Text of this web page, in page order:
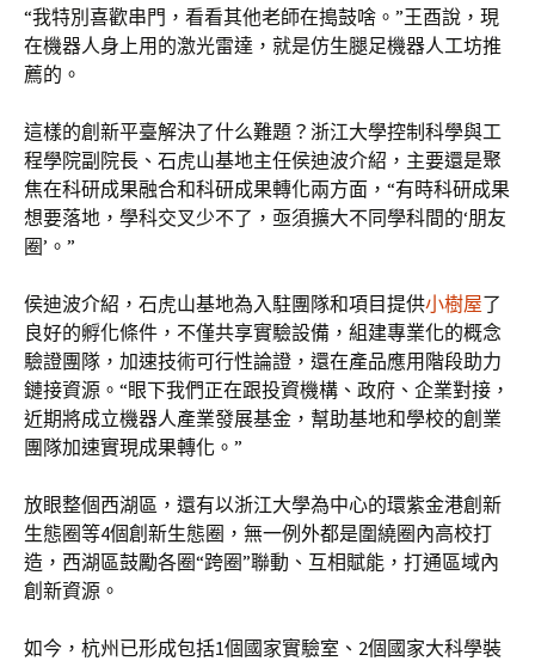
“我特別喜歡串門，看看其他老師在搗鼓啥。”王酉說，現
在機器人身上用的激光雷達，就是仿生腿足機器人工坊推
薦的。
這樣的創新平臺解決了什么難題？浙江大學控制科學與工
程學院副院長、石虎山基地主任侯迪波介紹，主要還是聚
焦在科研成果融合和科研成果轉化兩方面，“有時科研成果
想要落地，學科交叉少不了，亟須擴大不同學科間的‘朋友
圈’。”
侯迪波介紹，石虎山基地為入駐團隊和項目提供小樹屋了
良好的孵化條件，不僅共享實驗設備，組建專業化的概念
驗證團隊，加速技術可行性論證，還在產品應用階段助力
鏈接資源。“眼下我們正在跟投資機構、政府、企業對接，
近期將成立機器人產業發展基金，幫助基地和學校的創業
團隊加速實現成果轉化。”
放眼整個西湖區，還有以浙江大學為中心的環紫金港創新
生態圈等4個創新生態圈，無一例外都是圍繞圈內高校打
造，西湖區鼓勵各圈“跨圈”聯動、互相賦能，打通區域內
創新資源。
如今，杭州已形成包括1個國家實驗室、2個國家大科學裝